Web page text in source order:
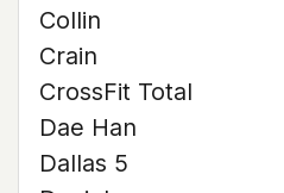
Collin
Crain
CrossFit Total
Dae Han
Dallas 5